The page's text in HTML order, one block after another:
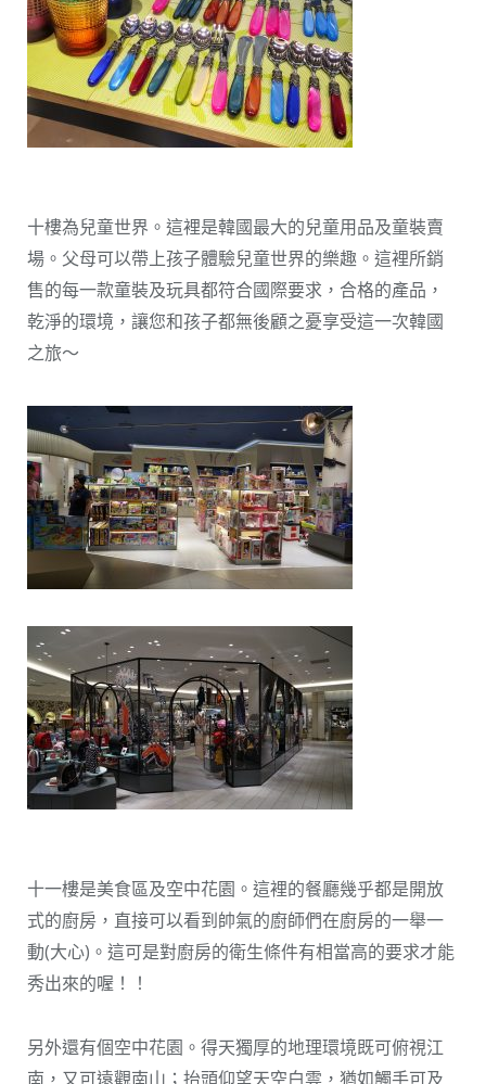
十樓為兒童世界。這裡是韓國最大的兒童用品及童裝賣
場。父母可以帶上孩子體驗兒童世界的樂趣。這裡所銷
售的每一款童裝及玩具都符合國際要求，合格的產品，
乾淨的環境，讓您和孩子都無後顧之憂享受這一次韓國
之旅～
十一樓是美食區及空中花園。這裡的餐廳幾乎都是開放
式的廚房，直接可以看到帥氣的廚師們在廚房的一舉一
動(大心)。這可是對廚房的衛生條件有相當高的要求才能
秀出來的喔！！
另外還有個空中花園。得天獨厚的地理環境既可俯視江
南，又可遠觀南山；抬頭仰望天空白雲，猶如觸手可及